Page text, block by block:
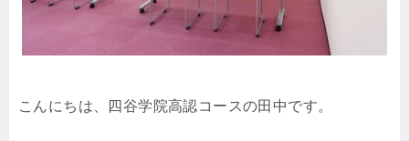
こんにちは、四谷学院高認コースの田中です。